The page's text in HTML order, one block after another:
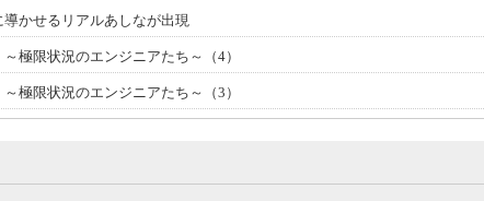
導かせるリアルあしなが出現
～極限状況のエンジニアたち～（4）
～極限状況のエンジニアたち～（3）